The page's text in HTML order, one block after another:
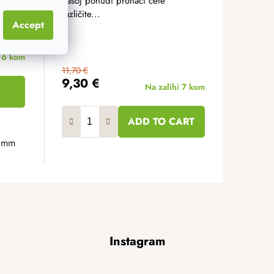
Accept
25 cm
6 kom
9,30 €
11,70 €
Na zalihi 7 kom
ADD TO CART
različite...
Instagram